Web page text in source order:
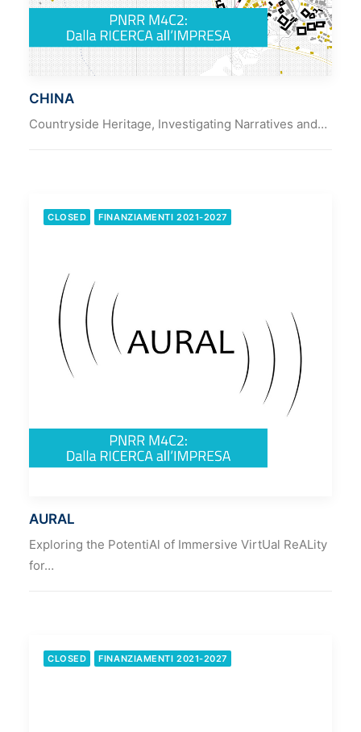
CHINA
Countryside Heritage, Investigating Narratives and…
CLOSED FINANZIAMENTI 2021-2027
AURAL
Exploring the PotentiAl of Immersive VirtUal ReALity
for…
CLOSED FINANZIAMENTI 2021-2027